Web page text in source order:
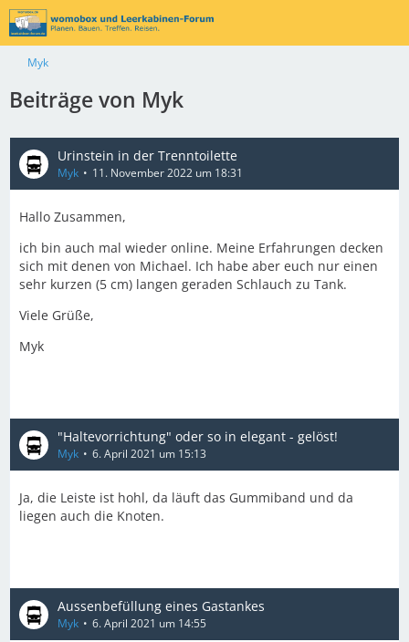
Myk
Beiträge von Myk
Urinstein in der Trenntoilette
Myk 11. November 2022 um 18:31
Hallo Zusammen,
ich bin auch mal wieder online. Meine Erfahrungen decken
sich mit denen von Michael. Ich habe aber euch nur einen
sehr kurzen (5 cm) langen geraden Schlauch zu Tank.
Viele Grüße,
Myk
"Haltevorrichtung" oder so in elegant - gelöst!
Myk 6. April 2021 um 15:13
Ja, die Leiste ist hohl, da läuft das Gummiband und da
liegen auch die Knoten.
Aussenbefüllung eines Gastankes
Myk 6. April 2021 um 14:55